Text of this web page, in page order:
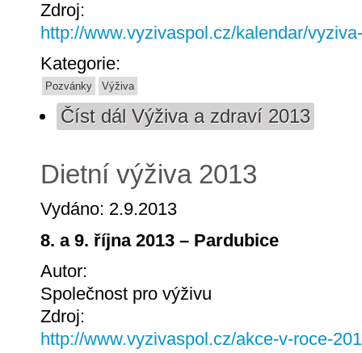
Zdroj:
http://www.vyzivaspol.cz/kalendar/
Kategorie:
Pozvánky Výživa
Číst dál Výživa a zdraví 2013
Dietní výživa 2013
Vydáno: 2.9.2013
8. a 9. října 2013 – Pardubice
Autor:
Společnost pro výživu
Zdroj:
http://www.vyzivaspol.cz/akce-v-roce-